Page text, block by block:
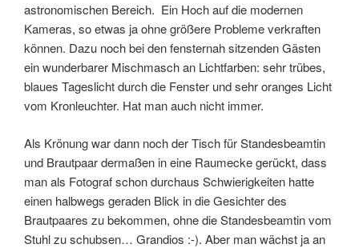
astronomischen Bereich. Ein Hoch auf die modernen
Kameras, so etwas ja ohne größere Probleme verkraften
können. Dazu noch bei den fensternah sitzenden Gästen
ein wunderbarer Mischmasch an Lichtfarben: sehr trübes,
blaues Tageslicht durch die Fenster und sehr oranges Licht
vom Kronleuchter. Hat man auch nicht immer.
Als Krönung war dann noch der Tisch für Standesbeamtin
und Brautpaar dermaßen in eine Raumecke gerückt, dass
man als Fotograf schon durchaus Schwierigkeiten hatte
einen halbwegs geraden Blick in die Gesichter des
Brautpaares zu bekommen, ohne die Standesbeamtin vom
Stuhl zu schubsen… Grandios :-). Aber man wächst ja an